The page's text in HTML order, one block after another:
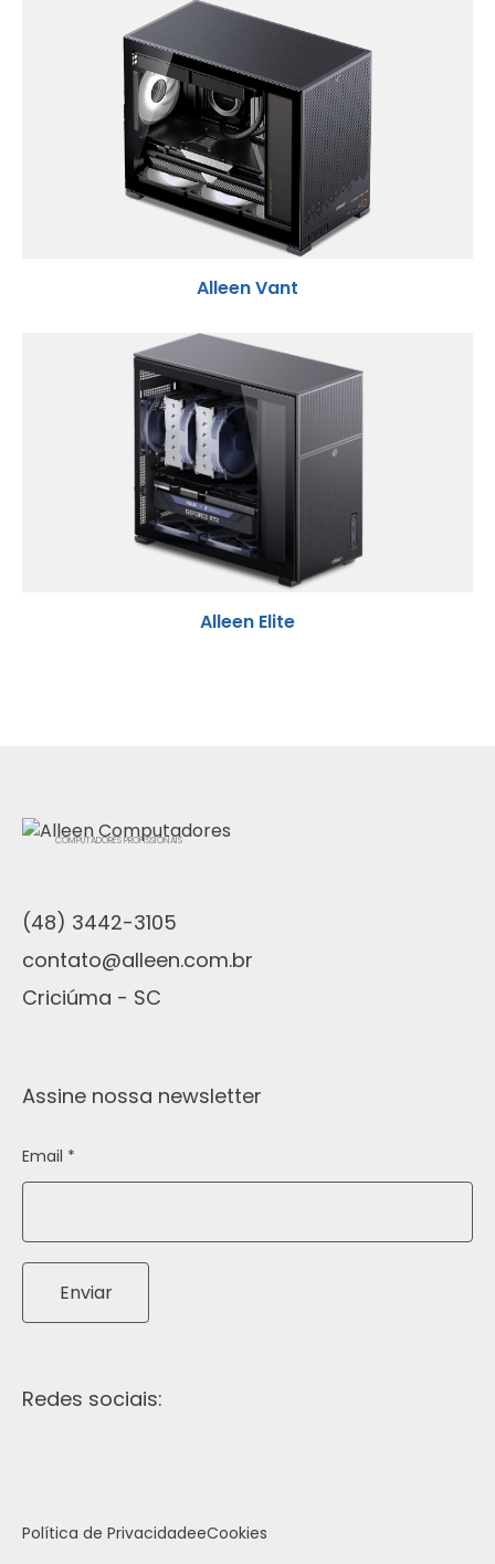
Alleen Vant
Alleen Elite
COMPUTADORES PROFISSIONAIS
(48) 3442-3105
contato@alleen.com.br
Criciúma - SC
Assine nossa newsletter
Email *
Enviar
Redes sociais:
Política de PrivacidadeeCookies